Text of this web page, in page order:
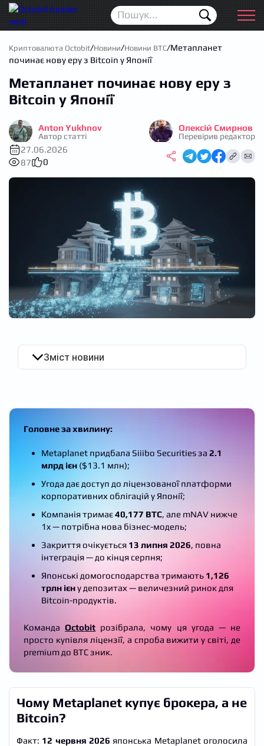
Новини
Для початківців
Криптовалюта
Біржі
Трейдинг
Гаманці
Календар ICO
Прогноз цін
Криптовалюта Octobit/Новини/Новини BTC/Метапланет
починає нову еру з Bitcoin у Японії
Метапланет починає нову еру з
Bitcoin у Японії
Anton Yukhnov
Автор статті
Олексій Смирнов
Перевірив редактор
27.06.2026
87
0
Зміст новини
Головне за хвилину:
Metaplanet придбала Siiibo Securities за 2.1
млрд ієн ($13.1 млн);
Угода дає доступ до ліцензованої платформи
корпоративних облігацій у Японії;
Компанія тримає40,177 BTC, але mNAV нижче
1x — потрібна нова бізнес-модель;
Закриття очікується 13 липня 2026, повна
інтеграція — до кінця серпня;
Японські домогосподарства тримають 1,126
трлн ієну депозитах — величезний ринок для
Bitcoin-продуктів.
КомандаOctobit розібрала, чому ця угода — не
просто купівля ліцензії, а спроба вижити у світі, де
premium до BTC зник.
Чому Metaplanet купує брокера, а не
Bitcoin?
Факт: 12 червня 2026 японська Metaplanet оголосила